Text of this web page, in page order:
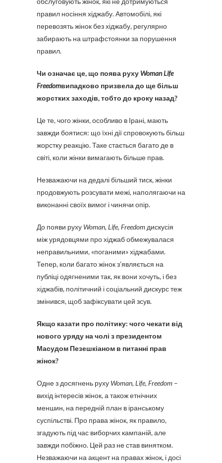
правил носіння хіджабу. Автомобілі, які
перевозять жінок без хіджабу, регулярно
забирають на штрафстоянки за порушення
правил.
Чи означає це, що поява руху Woman Life
Freedomвипадково призвела до ще більш
жорстких заходів, тобто до кроку назад?
Це те, чого жінки, особливо в Ірані, мають
завжди боятися: що їхні дії спровокують більш
жорстку реакцію. Таке стається багато де в
світі, коли жінки вимагають більше прав.
Незважаючи на дедалі більший тиск, жінки
продовжують розсувати межі, наполягаючи на
виконанні своїх вимог і чинячи опір.
До появи руху Woman, Life, Freedom дискусія
між урядовцями про хіджаб обмежувалася
неправильними, «поганими» хіджабами.
Тепер, коли багато жінок з’являється на
публіці одягненими так, як вони хочуть, і без
хіджабів, політичний і соціальний дискурс теж
змінився, щоб зафіксувати цей зсув.
Якщо казати про політику: чого чекати від
нового уряду на чолі з президентом
Масудом Пезешкіаном в питанні прав
жінок?
Одне з досягнень руху Woman, Life, Freedom –
вихід інтересів жінок, а також етнічних
меншин, на передній план в іранському
суспільстві. Про права жінок, як правило,
згадують під час виборчих кампаній, але
завжди побіжно. Цей раз не став винятком.
Незважаючи на акцент на правах жінок, і досі